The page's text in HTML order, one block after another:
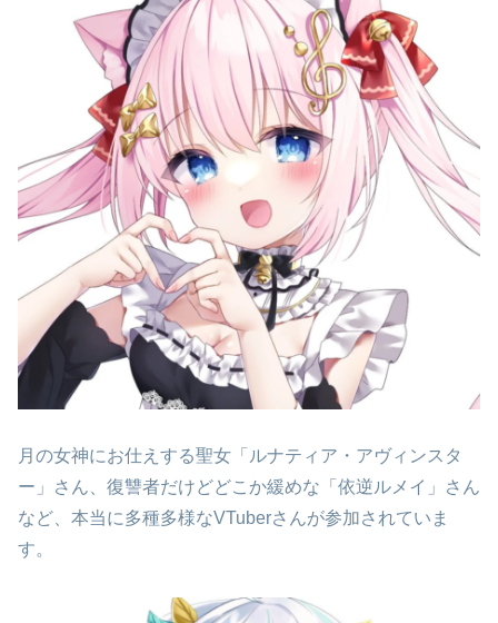
月の女神にお仕えする聖女「ルナティア・アヴィンスタ
ー」さん、復讐者だけどどこか緩めな「依逆ルメイ」さん
など、本当に多種多様なVTuberさんが参加されていま
す。